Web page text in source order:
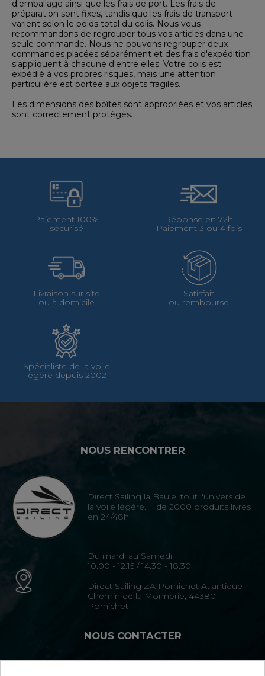
d'emballage ainsi que les frais de port. Les frais de
préparation sont fixes, tandis que les frais de transport
varient selon le poids total du colis. Nous vous
recommandons de regrouper tous vos articles dans une
seule commande. Nous ne pouvons regrouper deux
commandes placées séparément et des frais d'expédition
s'appliquent à chacune d'entre elles. Votre colis est
expédié à vos propres risques, mais une attention
particulière est portée aux objets fragiles.
Les dimensions des boîtes sont appropriées et vos articles
sont correctement protégés.
Paiement 100%
sécurisé
Réponse en 72h
Paiement 3 ou 4 fois
Livraison sur site
ou à domicile
Satisfait
ou remboursé
Spécialiste de la voile
légère depuis 2002
NOUS RENCONTRER
Direct Sailing la Baule, tout l'univers de
la voile légère. + de 2000 produits livrés
en 24/48h
Du mardi au Samedi
10:00 - 12:15 / 14:30 - 18:30
Direct Sailing ZA Pornichet Atlantique
Chemin de la Monnerie, 44380
Pornichet
NOUS CONTACTER